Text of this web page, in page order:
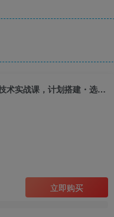
老火电商第2期，万相台无界趋势词矩阵技术实战课，计划搭建・选词布局・分品矩阵・数据优化・放量全流程教程
立即购买